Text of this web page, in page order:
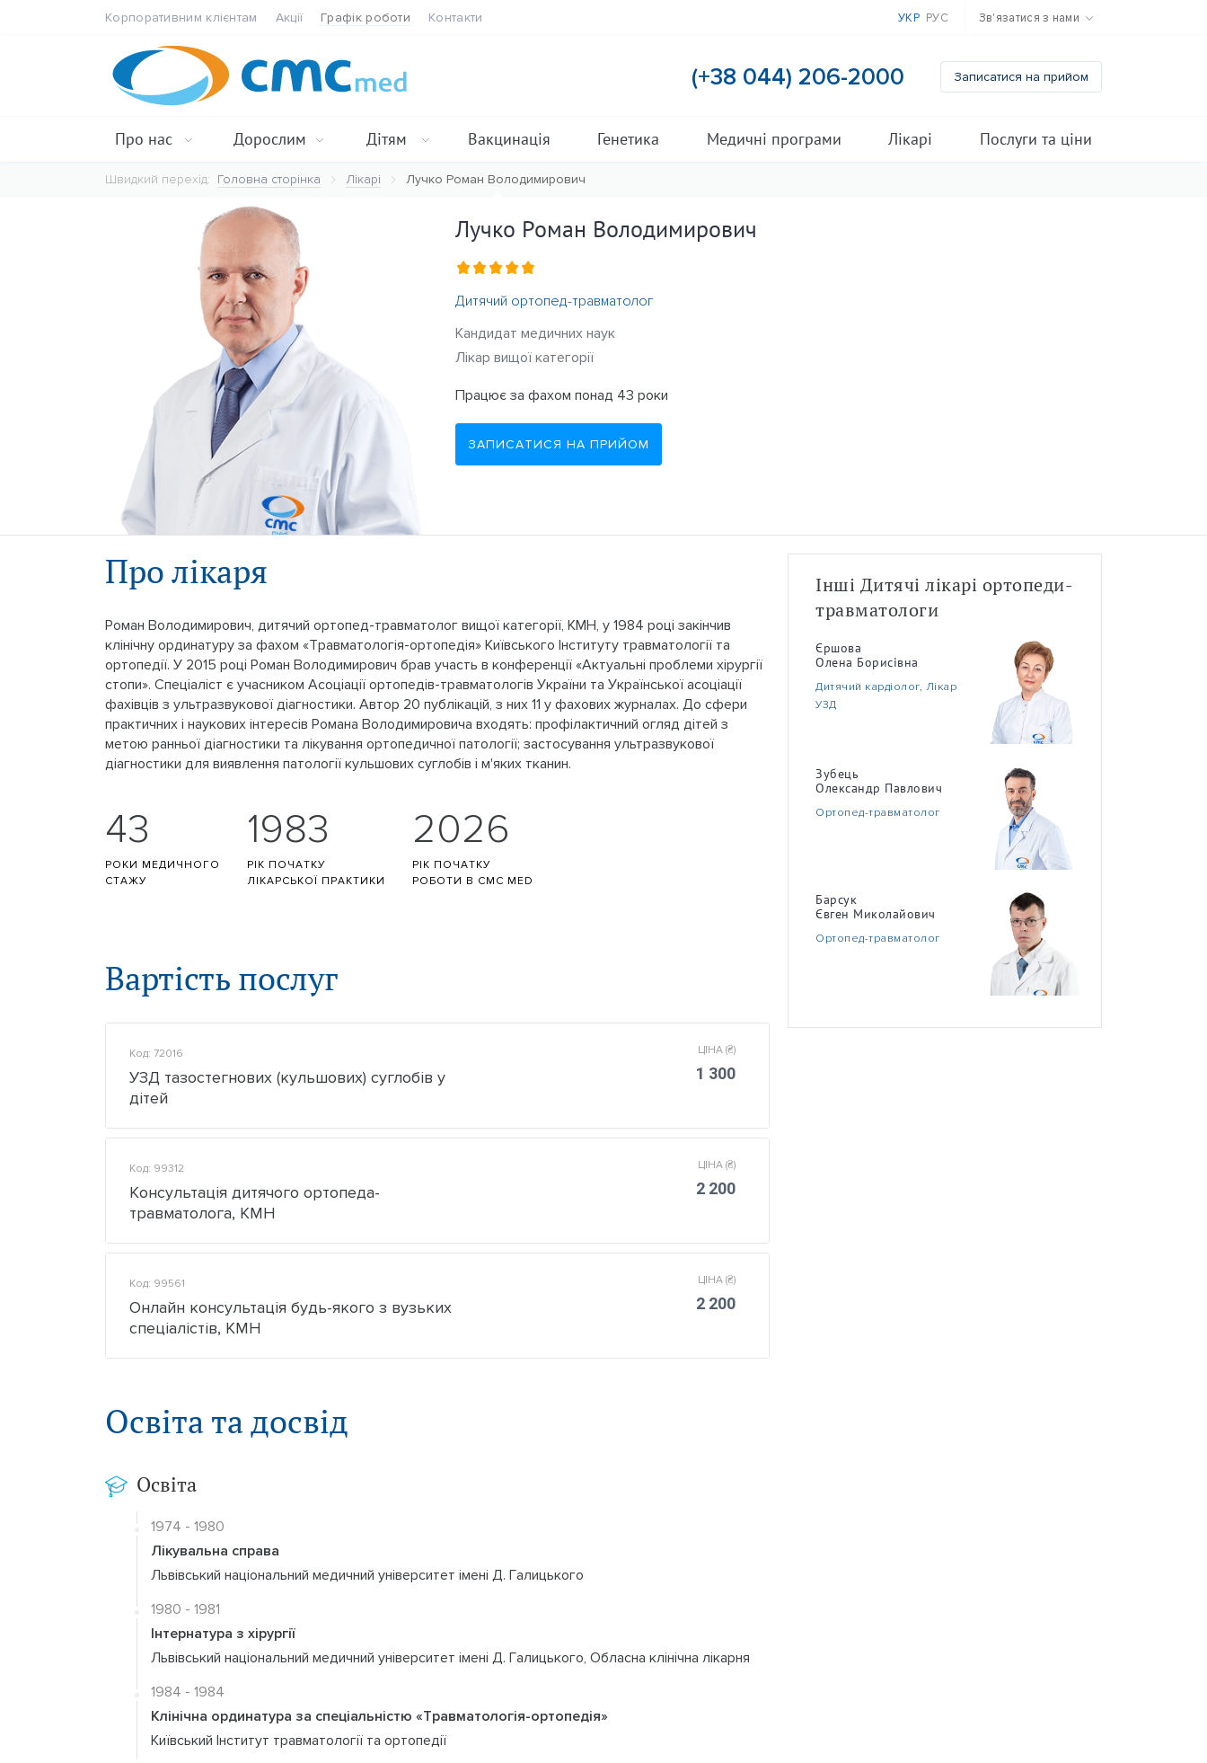
Корпоративним клієнтам Акції Графік роботи Контакти УКР РУС Зв'язатися з нами
(+38 044) 206-2000 Записатися на прийом
Про нас Дорослим Дітям Вакцинація Генетика Медичні програми Лікарі Послуги та ціни
Швидкий перехід: Головна сторінка Лікарі Лучко Роман Володимирович
Дитячий ортопед-травматолог Лучко Роман Володимирович
Лучко Роман Володимирович
Дитячий ортопед-травматолог
Кандидат медичних наук
Лікар вищої категорії
Працює за фахом понад 43 роки
ЗАПИСАТИСЯ НА ПРИЙОМ
Про лікаря
Роман Володимирович, дитячий ортопед-травматолог вищої категорії, КМН, у 1984 році закінчив
клінічну ординатуру за фахом «Травматологія-ортопедія» Київського Інституту травматології та
ортопедії. У 2015 році Роман Володимирович брав участь в конференції «Актуальні проблеми хірургії
стопи». Спеціаліст є учасником Асоціації ортопедів-травматологів України та Української асоціації
фахівців з ультразвукової діагностики. Автор 20 публікацій, з них 11 у фахових журналах. До сфери
практичних і наукових інтересів Романа Володимировича входять: профілактичний огляд дітей з
метою ранньої діагностики та лікування ортопедичної патології; застосування ультразвукової
діагностики для виявлення патології кульшових суглобів і м'яких тканин.
Статистика Лучко Роман Володимирович
43
РОКИ МЕДИЧНОГО
СТАЖУ
1983
РІК ПОЧАТКУ
ЛІКАРСЬКОЇ ПРАКТИКИ
2026
РІК ПОЧАТКУ
РОБОТИ В CMC MED
Вартість послуг
Код: 72016
УЗД тазостегнових (кульшових) суглобів у
дітей
ЦІНА (₴)
1 300
Код: 99312
Консультація дитячого ортопеда-
травматолога, КМН
ЦІНА (₴)
2 200
Код: 99561
Онлайн консультація будь-якого з вузьких
спеціалістів, КМН
ЦІНА (₴)
2 200
Освіта та досвід
Освіта
1974 - 1980
Лікувальна справа
Львівський національний медичний університет імені Д. Галицького
1980 - 1981
Інтернатура з хірургії
Львівський національний медичний університет імені Д. Галицького, Обласна клінічна лікарня
1984 - 1984
Клінічна ординатура за спеціальністю «Травматологія-ортопедія»
Київський Інститут травматології та ортопедії
Інші Дитячі лікарі ортопеди-
травматологи
Єршова
Олена Борисівна
Дитячий кардіолог, Лікар
УЗД
Зубець
Олександр Павлович
Ортопед-травматолог
Барсук
Євген Миколайович
Ортопед-травматолог